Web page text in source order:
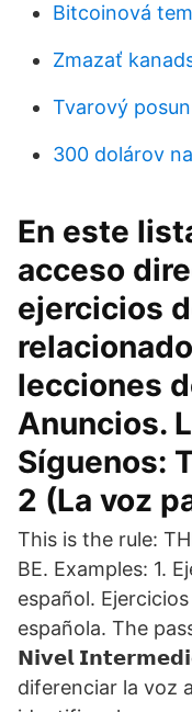
Bitcoinová
Zmazať
Tvarový
300 dolárov
En este
acceso
ejercicios
lecciones
Anuncios.
Síguenos:
2 (La voz
This is the rule:
BE. Examples: 1.
español.
española. The
𝗡𝗶𝘃𝗲𝗹
diferenciar la voz